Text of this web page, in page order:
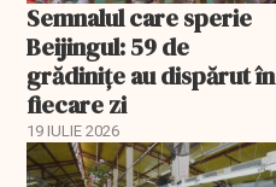
Semnalul care sperie
Beijingul: 59 de
grădinițe au dispărut în
fiecare zi
19 IULIE 2026